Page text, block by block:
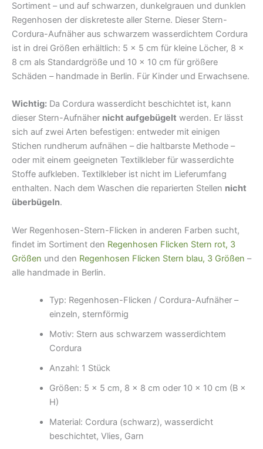
Sortiment – und auf schwarzen, dunkelgrauen und dunklen
Regenhosen der diskreteste aller Sterne. Dieser Stern-
Cordura-Aufnäher aus schwarzem wasserdichtem Cordura
ist in drei Größen erhältlich: 5 × 5 cm für kleine Löcher, 8 ×
8 cm als Standardgröße und 10 × 10 cm für größere
Schäden – handmade in Berlin. Für Kinder und Erwachsene.
Wichtig: Da Cordura wasserdicht beschichtet ist, kann
dieser Stern-Aufnäher nicht aufgebügelt werden. Er lässt
sich auf zwei Arten befestigen: entweder mit einigen
Stichen rundherum aufnähen – die haltbarste Methode –
oder mit einem geeigneten Textilkleber für wasserdichte
Stoffe aufkleben. Textilkleber ist nicht im Lieferumfang
enthalten. Nach dem Waschen die reparierten Stellen nicht
überbügeln.
Wer Regenhosen-Stern-Flicken in anderen Farben sucht,
findet im Sortiment den Regenhosen Flicken Stern rot, 3
Größen und den Regenhosen Flicken Stern blau, 3 Größen –
alle handmade in Berlin.
Typ: Regenhosen-Flicken / Cordura-Aufnäher –
einzeln, sternförmig
Motiv: Stern aus schwarzem wasserdichtem
Cordura
Anzahl: 1 Stück
Größen: 5 × 5 cm, 8 × 8 cm oder 10 × 10 cm (B ×
H)
Material: Cordura (schwarz), wasserdicht
beschichtet, Vlies, Garn